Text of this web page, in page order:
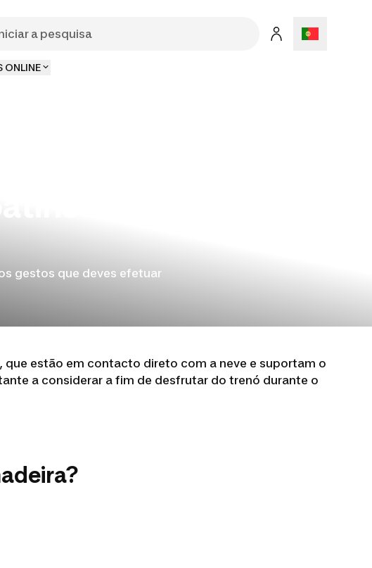
ONLINE
do
gestos que deves efetuar
estão em contacto direto com a neve e suportam o
a considerar a fim de desfrutar do trenó durante o